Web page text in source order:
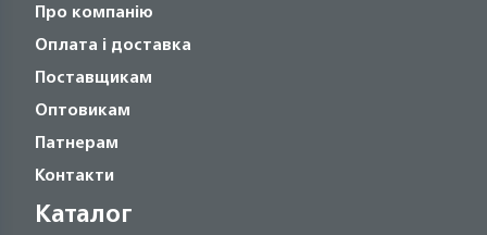
Про компанію
Оплата і доставка
Поставщикам
Оптовикам
Патнерам
Контакти
Каталог